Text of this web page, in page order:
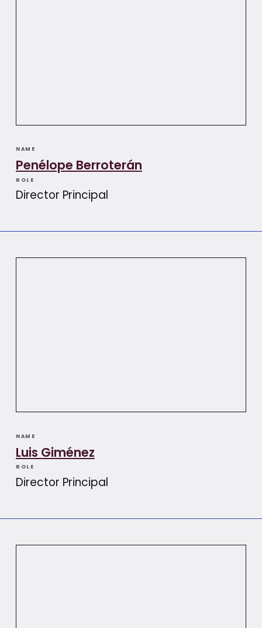
NAME
Penélope Berroterán​​
ROLE
Director Principal
NAME
Luis Giménez​​
ROLE
Director Principal